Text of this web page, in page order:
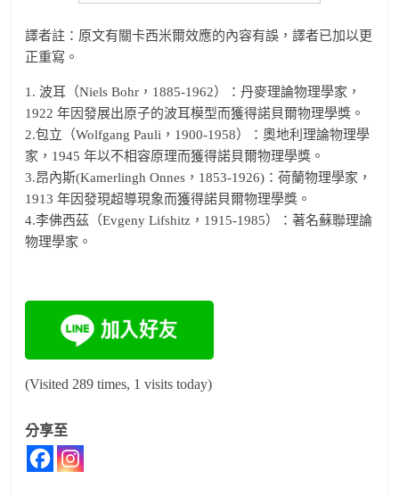
譯者註：原文有關卡西米爾效應的內容有誤，譯者已加以更
正重寫。
1. 波耳（Niels Bohr，1885-1962）：丹麥理論物理學家，
1922 年因發展出原子的波耳模型而獲得諾貝爾物理學獎。
2.包立（Wolfgang Pauli，1900-1958）：奧地利理論物理學
家，1945 年以不相容原理而獲得諾貝爾物理學獎。
3.昂內斯(Kamerlingh Onnes，1853-1926)：荷蘭物理學家，
1913 年因發現超導現象而獲得諾貝爾物理學獎。
4.李佛西茲（Evgeny Lifshitz，1915-1985）：著名蘇聯理論
物理學家。
(Visited 289 times, 1 visits today)
分享至